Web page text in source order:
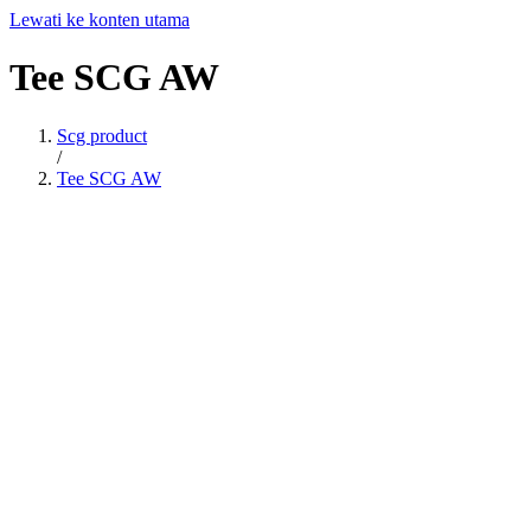
Lewati ke konten utama
Tee SCGAW
Scg product
/
Tee SCG AW